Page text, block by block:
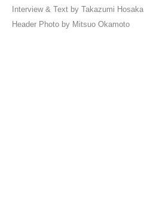
Interview & Text by Takazumi Hosaka
Header Photo by Mitsuo Okamoto